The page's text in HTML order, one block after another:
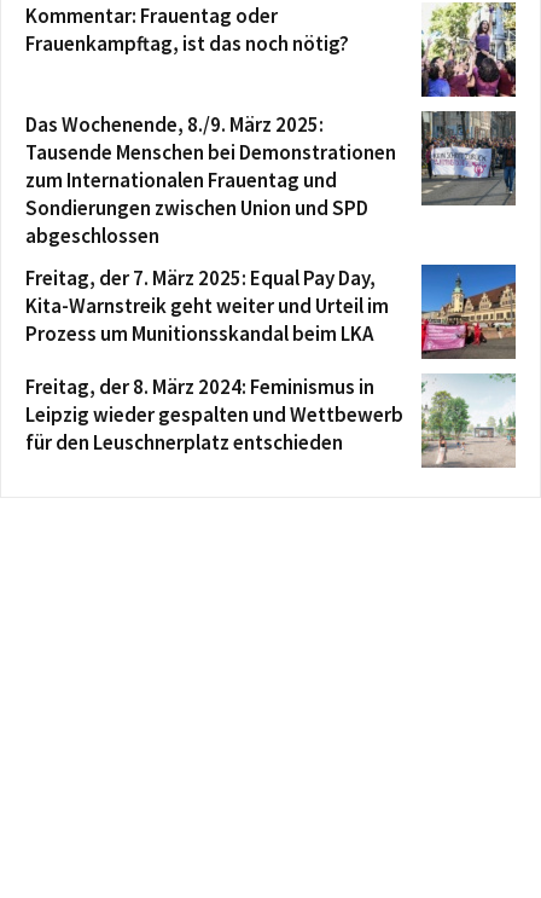
Kommentar: Frauentag oder
Frauenkampftag, ist das noch nötig?
Das Wochenende, 8./9. März 2025:
Tausende Menschen bei Demonstrationen
zum Internationalen Frauentag und
Sondierungen zwischen Union und SPD
abgeschlossen
Freitag, der 7. März 2025: Equal Pay Day,
Kita-Warnstreik geht weiter und Urteil im
Prozess um Munitionsskandal beim LKA
Freitag, der 8. März 2024: Feminismus in
Leipzig wieder gespalten und Wettbewerb
für den Leuschnerplatz entschieden